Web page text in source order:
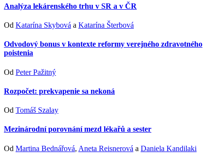
Analýza lekárenského trhu v SR a v ČR
Od Katarína Skybová a Katarína Šterbová
Odvodový bonus v kontexte reformy verejného zdravotného
poistenia
Od Peter Pažitný
Rozpočet: prekvapenie sa nekoná
Od Tomáš Szalay
Mezinárodní porovnání mezd lékařů a sester
Od Martina Bednářová, Aneta Reisnerová a Daniela Kandilaki